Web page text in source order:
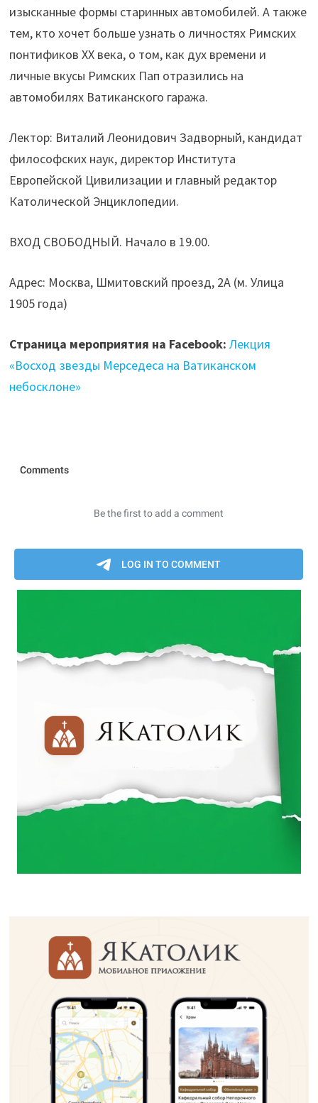
изысканные формы старинных автомобилей. А также
тем, кто хочет больше узнать о личностях Римских
понтификов XX века, о том, как дух времени и
личные вкусы Римских Пап отразились на
автомобилях Ватиканского гаража.
Лектор: Виталий Леонидович Задворный, кандидат
философских наук, директор Института
Европейской Цивилизации и главный редактор
Католической Энциклопедии.
ВХОД СВОБОДНЫЙ. Начало в 19.00.
Адрес: Москва, Шмитовский проезд, 2А (м. Улица
1905 года)
Страница мероприятия на Facebook: Лекция
«Восход звезды Мерседеса на Ватиканском
небосклоне»